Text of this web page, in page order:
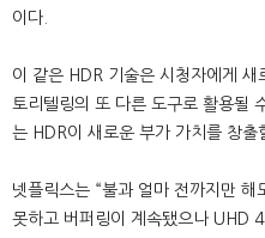
이다.
이 같은 HDR 기술은 시청자에게
토리텔링의 또 다른 도구로 활용될
는 HDR이 새로운 부가 가치를 창출
넷플릭스는 “불과 얼마 전까지만 해
못하고 버퍼링이 계속됐으나 UHD